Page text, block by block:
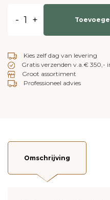
- +
Kies zelf dag van levering
Gratis verzenden v.a.€ 350,-
Groot assortiment
Professioneel advies
Omschrijving